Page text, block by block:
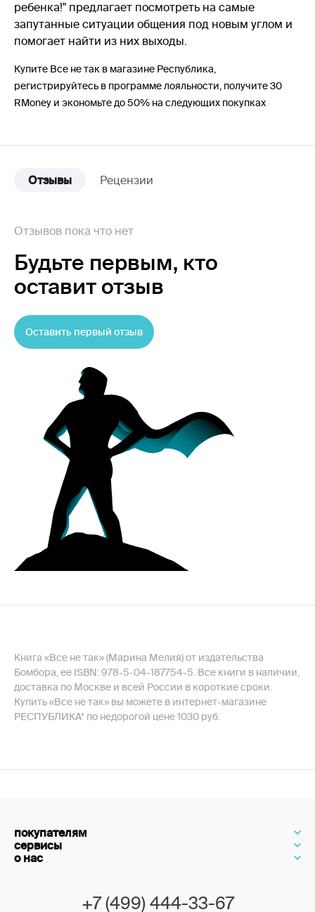
ребенка!" предлагает посмотреть на самые
запутанные ситуации общения под новым углом и
помогает найти из них выходы.
Купите Все не так в магазине Республика,
регистрируйтесь в программе лояльности, получите 30
RMoney и экономьте до 50% на следующих покупках
Отзывы Рецензии
Отзывов пока что нет
Будьте первым, кто
оставит отзыв
Оставить первый отзыв
Книга «Все не так» (Марина Мелия) от издательства
Бомбора, ее ISBN: 978-5-04-187754-5. Все книги в наличии,
доставка по Москве и всей России в короткие сроки.
Купить «Все не так» вы можете в интернет-магазине
РЕСПУБЛИКА* по недорогой цене 1030 руб.
покупателям
сервисы
о нас
+7 (499) 444-33-67